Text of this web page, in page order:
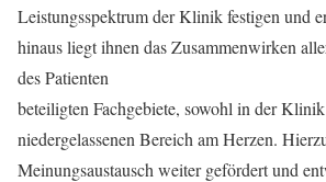
Leistungsspektrum der Klinik festigen und
hinaus liegt ihnen das Zusammenwirken
des Patienten
beteiligten Fachgebiete, sowohl in der
niedergelassenen Bereich am Herzen.
Meinungsaustausch weiter gefördert und